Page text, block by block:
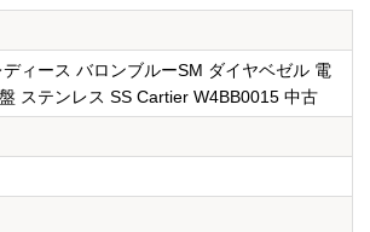
ィース バロンブルーSM ダイヤベゼル 電
ステンレス SS Cartier W4BB0015 中古